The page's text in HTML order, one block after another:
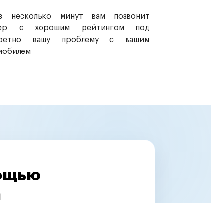
несколько минут вам позвонит
с хорошим рейтингом под
вашу проблему с вашим